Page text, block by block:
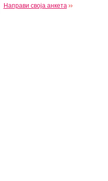
Направи своја анкета